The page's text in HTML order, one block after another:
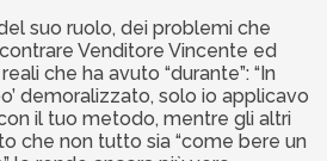
suo ruolo, dei problemi che
Venditore Vincente ed
che ha avuto “durante”: “In
demoralizzato, solo io applicavo
il tuo metodo, mentre gli altri
che non tutto sia “come bere un